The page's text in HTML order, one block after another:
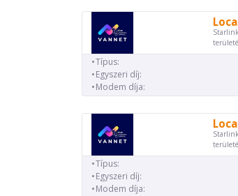
Típus:
Egyszeri díj:
Modem díja:
Típus:
Egyszeri díj:
Modem díja: